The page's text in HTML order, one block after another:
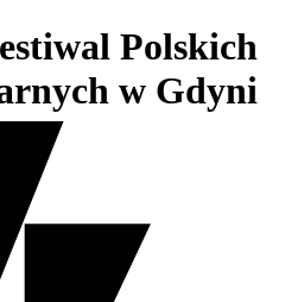
Polskich
w Gdyni